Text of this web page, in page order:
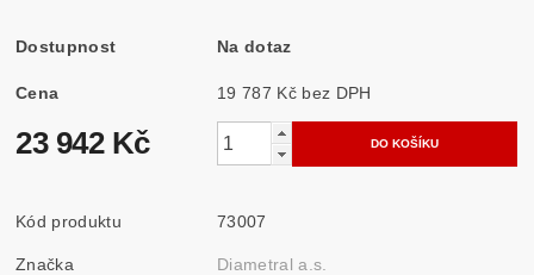
Dostupnost Na dotaz
Cena 19 787 Kč bez DPH
23 942 Kč
Kód produktu 73007
Značka Diametral a.s.